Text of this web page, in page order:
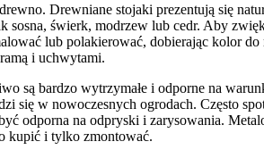
Drewniane stojaki prezentują się
świerk, modrzew lub cedr. Aby
lub polakierować, dobierając kolor
i uchwytami.
są bardzo wytrzymałe i odporne na
się w nowoczesnych ogrodach. Często
odporna na odpryski i zarysowania.
kupić i tylko zmontować.